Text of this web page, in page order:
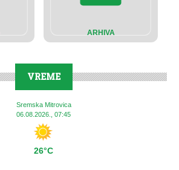
ARHIVA
VREME
Sremska Mitrovica
06.08.2026., 07:45
26°C